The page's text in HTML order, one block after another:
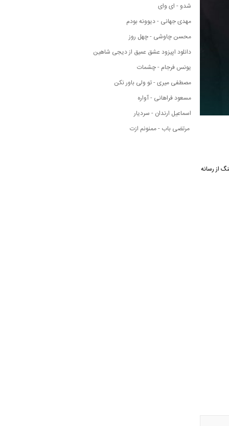
این آهنگ از رسانه
شدو - ای وای
مهدی جهانی - دیوونه بودم
محسن چاوشی - چهل روز
دانلود اپیزود عشق عمیق از دیجی شاهین
یونس فرجام - چشمات
مصطفی میری - تو ولی باور نکن
مسعود فراهانی - آواره
اسماعیل ارندان - سردیار
مرتضی باب - ممنونم ازت